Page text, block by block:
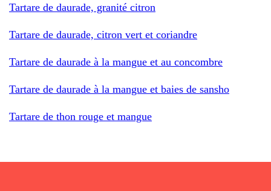
Tartare de daurade, granité citron
Tartare de daurade, citron vert et coriandre
Tartare de daurade à la mangue et au concombre
Tartare de daurade à la mangue et baies de sansho
Tartare de thon rouge et mangue